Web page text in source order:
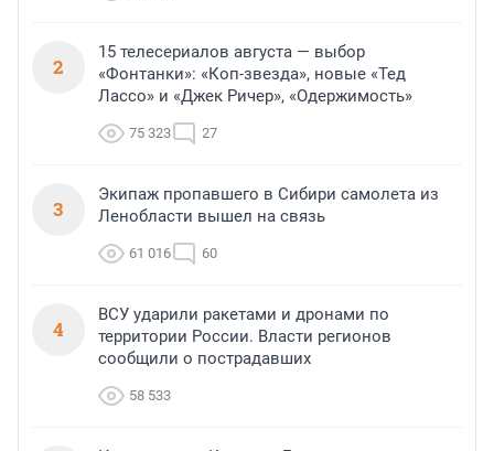
2
15 телесериалов августа — выбор
«Фонтанки»: «Коп-звезда», новые «Тед
Лассо» и «Джек Ричер», «Одержимость»
75 323 27
3
Экипаж пропавшего в Сибири самолета из
Ленобласти вышел на связь
61 016 60
4
ВСУ ударили ракетами и дронами по
территории России. Власти регионов
сообщили о пострадавших
58 533